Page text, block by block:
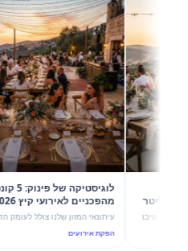
לוגיסטיקה של פינוק: 5 קונספטים
מהפכניים לאירועי קיץ 2026
עוצמת ערבול ותשתית יוקרה
עיתונאי המזון שלנו צולל לעומק הדינמיקה של
הפקת אירועים